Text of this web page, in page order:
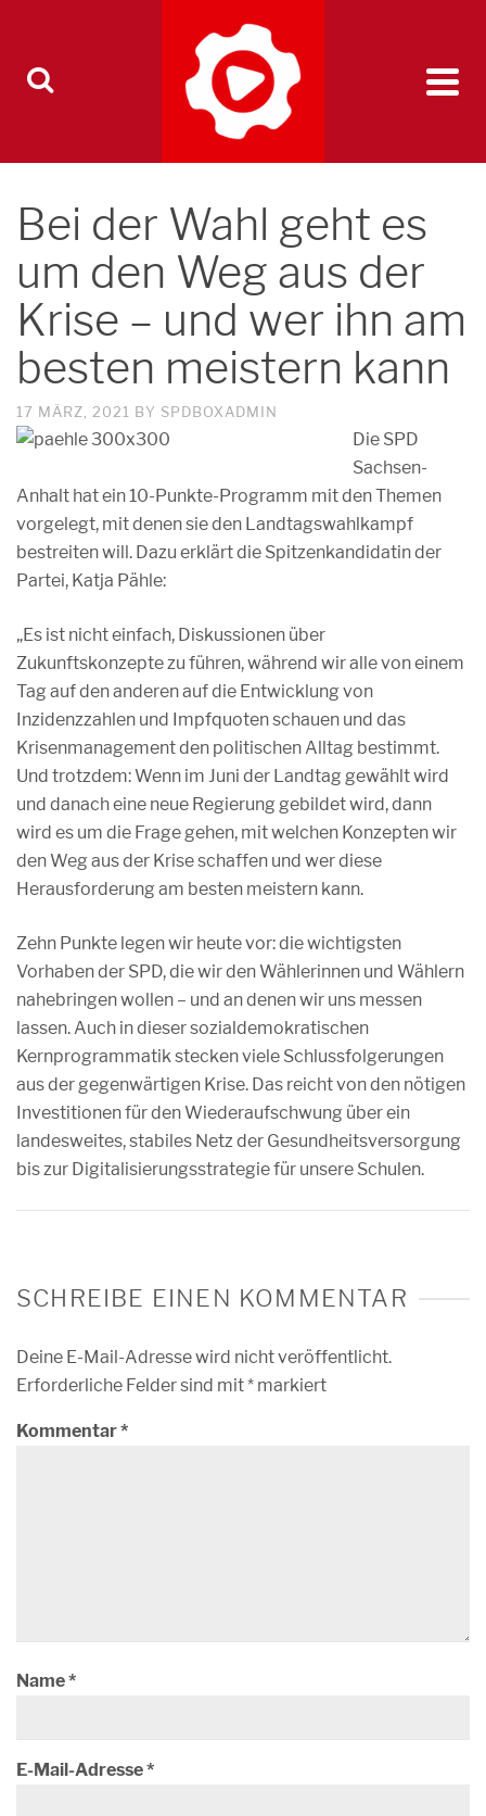
Bei der Wahl geht es
um den Weg aus der
Krise – und wer ihn am
besten meistern kann
17 MÄRZ, 2021 BY SPDBOXADMIN
Die SPD
Sachsen-
Anhalt hat ein 10-Punkte-Programm mit den Themen
vorgelegt, mit denen sie den Landtagswahlkampf
bestreiten will. Dazu erklärt die Spitzenkandidatin der
Partei, Katja Pähle:
„Es ist nicht einfach, Diskussionen über
Zukunftskonzepte zu führen, während wir alle von einem
Tag auf den anderen auf die Entwicklung von
Inzidenzzahlen und Impfquoten schauen und das
Krisenmanagement den politischen Alltag bestimmt.
Und trotzdem: Wenn im Juni der Landtag gewählt wird
und danach eine neue Regierung gebildet wird, dann
wird es um die Frage gehen, mit welchen Konzepten wir
den Weg aus der Krise schaffen und wer diese
Herausforderung am besten meistern kann.
Zehn Punkte legen wir heute vor: die wichtigsten
Vorhaben der SPD, die wir den Wählerinnen und Wählern
nahebringen wollen – und an denen wir uns messen
lassen. Auch in dieser sozialdemokratischen
Kernprogrammatik stecken viele Schlussfolgerungen
aus der gegenwärtigen Krise. Das reicht von den nötigen
Investitionen für den Wiederaufschwung über ein
landesweites, stabiles Netz der Gesundheitsversorgung
bis zur Digitalisierungsstrategie für unsere Schulen.
SCHREIBE EINEN KOMMENTAR
Deine E-Mail-Adresse wird nicht veröffentlicht.
Erforderliche Felder sind mit* markiert
Kommentar*
Name*
E-Mail-Adresse*